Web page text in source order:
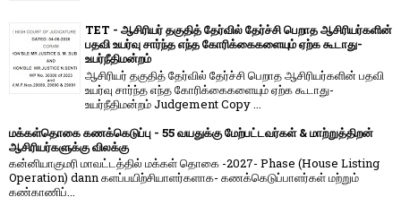
TET - ஆசிரியர் தகுதித் தேர்வில் தேர்ச்சி பெறாத ஆசிரியர்களின்
பதவி உயர்வு சார்ந்த எந்த கோரிக்கைகளையும் ஏற்க கூடாது-
உயர்நீதிமன்றம்
ஆசிரியர் தகுதித் தேர்வில் தேர்ச்சி பெறாத ஆசிரியர்களின் பதவி
உயர்வு சார்ந்த எந்த கோரிக்கைகளையும் ஏற்க கூடாது-
உயர்நீதிமன்றம் Judgement Copy ...
மக்கள்தொகை கணக்கெடுப்பு - 55 வயதுக்கு மேற்பட்டவர்கள் & மாற்றுத்திறன்
ஆசிரியர்களுக்கு விலக்கு
கன்னியாகுமரி மாவட்டத்தில் மக்கள் தொகை -2027- Phase (House Listing
Operation) dann களப்பயிற்சியாளர்களாக- கணக்கெடுப்பாளர்கள் மற்றும்
கண்காணிப்...